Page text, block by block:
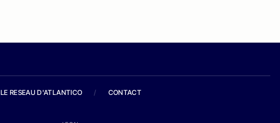
LE RESEAU D'ATLANTICO / CONTACT